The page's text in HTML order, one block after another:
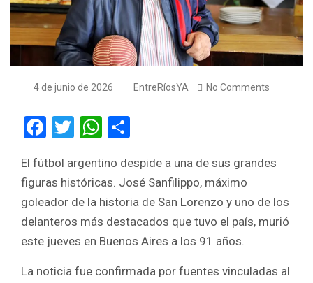
4 de junio de 2026 EntreRíosYA No Comments
F
ce
b
o
o
k
T
tt
er
W
at
s
A
p
ar
e
El fútbol argentino despide a una de sus grandes
figuras históricas. José Sanfilippo, máximo
goleador de la historia de San Lorenzo y uno de los
delanteros más destacados que tuvo el país, murió
este jueves en Buenos Aires a los 91 años.
La noticia fue confirmada por fuentes vinculadas al